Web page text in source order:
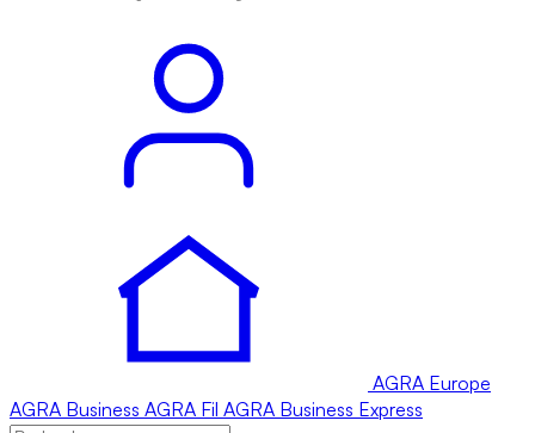
AGRA Europe
AGRA Business AGRA Fil AGRA Business Express